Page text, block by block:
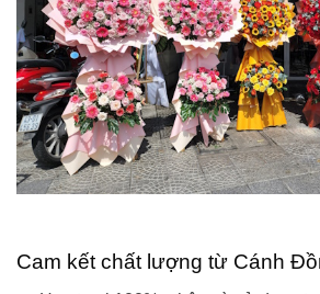
Cam kết chất lượng từ Cánh